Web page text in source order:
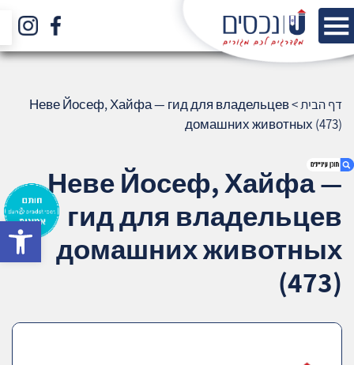
1. Неве Йосеф, Хайфа — гид для
владельцев домашних животных (473)
2. אודות U נכסים
3. שאלתם ? ענינו !
דף הבית>
Неве Йосеф, Хайфа — гид для владельцев
домашних животных (473)
Неве Йосеф, Хайфа —
гид для владельцев
домашних животных
(473)